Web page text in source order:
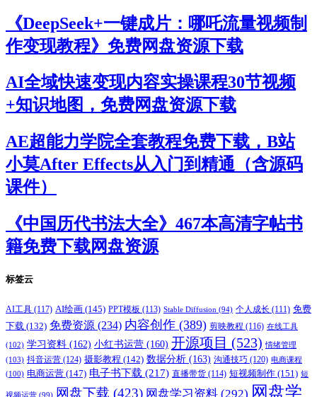
《DeepSeek+一键成片：哪吒流量视频制
作变现教程》免费网盘资源下载
AI全域快速变现内容实操课程30节视频
+知识地图，免费网盘资源下载
AE超能力学院全套教程免费下载，B站
小莫After Effects从入门到精通（含源码
课件）
《中国历代书法大全》467本高清字帖书
籍免费下载网盘资源
标签云
AI工具 (117) AI绘画 (145) PPT模板 (113) Stable Diffusion (94) 个人成长 (111) 免费
下载 (132) 免费资源 (234) 内容创作 (389) 剪映教程 (116) 在线工具
(102) 学习资料 (162) 小红书运营 (160) 开源项目 (523) 情绪管理
(103) 抖音运营 (124) 摄影教程 (142) 数据分析 (163) 沟通技巧 (120) 电商课程
(100) 电商运营 (147) 电子书下载 (217) 直播带货 (114) 短视频制作 (151) 短
视频运营 (99) 网盘下载 (423) 网盘学习资料 (292) 网盘学